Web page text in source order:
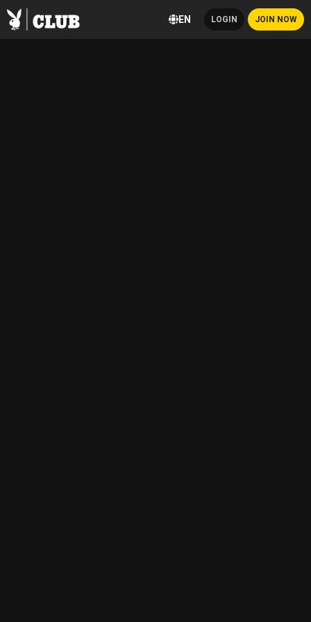
EN LOGIN JOIN NOW